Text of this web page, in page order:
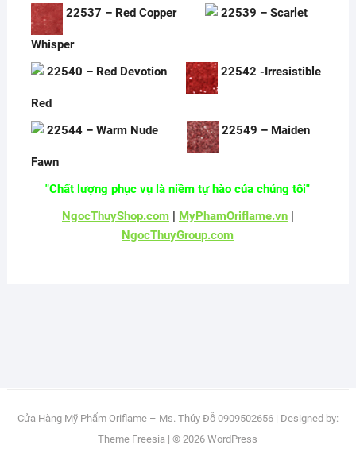
22537 – Red Copper
22539 – Scarlet
Whisper
22540 – Red Devotion
22542 -Irresistible
Red
22544 – Warm Nude
22549 – Maiden
Fawn
"Chất lượng phục vụ là niềm tự hào của chúng tôi"
NgocThuyShop.com| MyPhamOriflame.vn|
NgocThuyGroup.com
Cửa Hàng Mỹ Phẩm Oriflame – Ms. Thúy Đỗ 0909502656| Designed by:
Theme Freesia | © 2026WordPress